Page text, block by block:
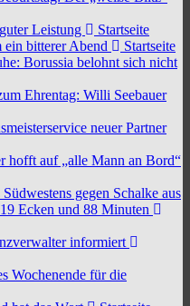
Leistung
Startseite
bitterer Abend
Startseite
Borussia belohnt sich nicht
Ehrentag: Willi Seebauer
neuer Partner
hofft auf „alle Mann an Bord“
Südwestens gegen Schalke aus
Ecken und 88 Minuten
informiert
Wochenende für die